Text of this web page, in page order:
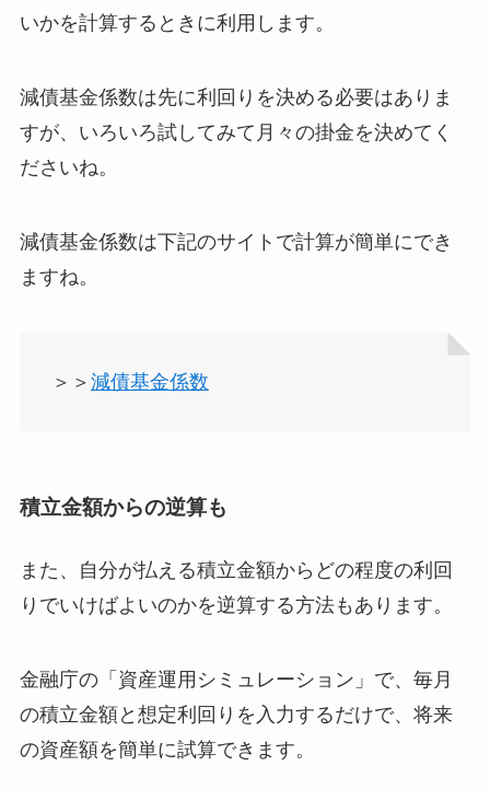
いかを計算するときに利用します。
減債基金係数は先に利回りを決める必要はありま
すが、いろいろ試してみて月々の掛金を決めてく
ださいね。
減債基金係数は下記のサイトで計算が簡単にでき
ますね。
＞＞ 減債基金係数
積立金額からの逆算も
また、自分が払える積立金額からどの程度の利回
りでいけばよいのかを逆算する方法もあります。
金融庁の「資産運用シミュレーション」で、毎月
の積立金額と想定利回りを入力するだけで、将来
の資産額を簡単に試算できます。